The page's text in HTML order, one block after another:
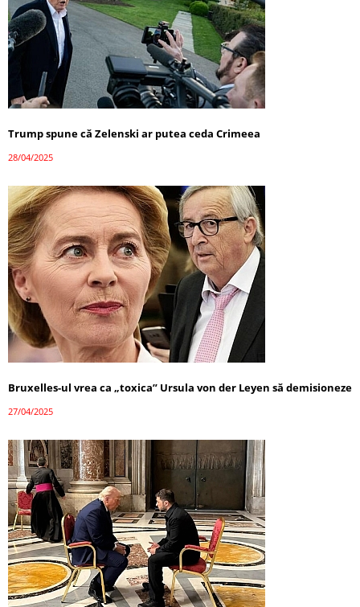
Trump spune că Zelenski ar putea ceda Crimeea
28/04/2025
Bruxelles-ul vrea ca „toxica” Ursula von der Leyen să demisioneze
27/04/2025